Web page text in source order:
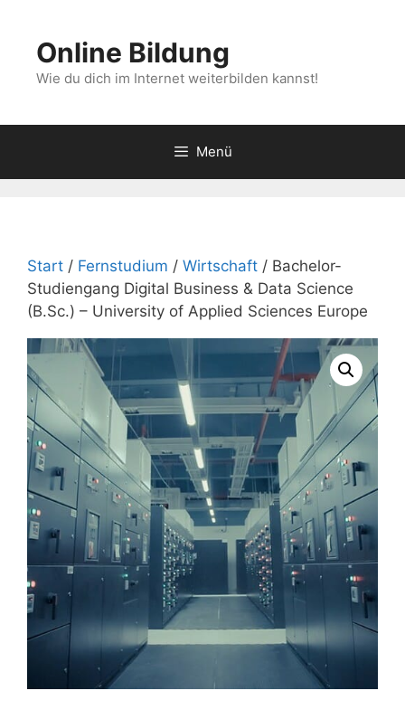
springenOnline Bildung
Wie du dich im Internet weiterbilden kannst!
Menü
Start / Fernstudium / Wirtschaft / Bachelor-
Studiengang Digital Business & Data Science
(B.Sc.) – University of Applied Sciences Europe